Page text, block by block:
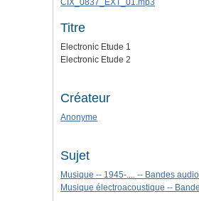
CIX_0837_EXT_01.mp3
Titre
Electronic Etude 1
Electronic Etude 2
Créateur
Anonyme
Sujet
Musique -- 1945-.... -- Bandes audio
Musique électroacoustique --